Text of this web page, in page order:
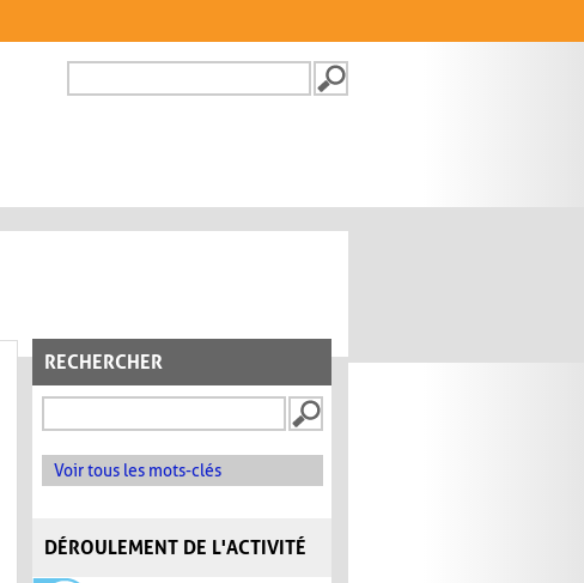
FORMULAIRE DE
RECHERCHER
Voir tous les mots-clés
DÉROULEMENT DE L'ACTIVITÉ